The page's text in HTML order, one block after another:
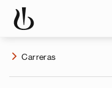
Carreras